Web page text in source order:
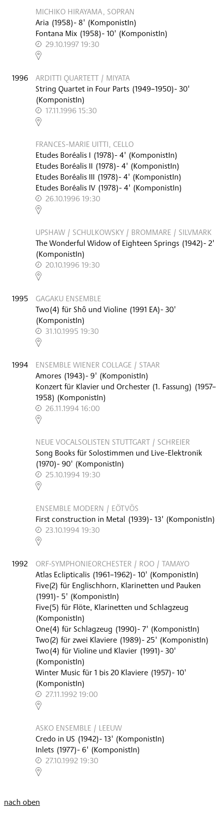
MICHIKO HIRAYAMA, SOPRAN
Aria (1958)- 8' (KomponistIn)
Fontana Mix (1958)- 10' (KomponistIn)
29.10.1997 19:30
,
1996
ARDITTI QUARTETT / MIYATA
String Quartet in Four Parts (1949–1950)- 30'
(KomponistIn)
17.11.1996 15:30
,
FRANCES-MARIE UITTI, CELLO
Etudes Boréalis I (1978)- 4' (KomponistIn)
Etudes Boréalis II (1978)- 4' (KomponistIn)
Etudes Boréalis III (1978)- 4' (KomponistIn)
Etudes Boréalis IV (1978)- 4' (KomponistIn)
26.10.1996 19:30
,
UPSHAW / SCHULKOWSKY / BROMMARE / SILVMARK
The Wonderful Widow of Eighteen Springs (1942)- 2'
(KomponistIn)
20.10.1996 19:30
,
1995
GAGAKU ENSEMBLE
Two(4) für Shô und Violine (1991 EA)- 30'
(KomponistIn)
31.10.1995 19:30
,
1994
ENSEMBLE WIENER COLLAGE / STAAR
Amores (1943)- 9' (KomponistIn)
Konzert für Klavier und Orchester (1. Fassung) (1957–
1958) (KomponistIn)
26.11.1994 16:00
,
NEUE VOCALSOLISTEN STUTTGART / SCHREIER
Song Books für Solostimmen und Live-Elektronik
(1970)- 90' (KomponistIn)
25.10.1994 19:30
,
ENSEMBLE MODERN / EÖTVÖS
First construction in Metal (1939)- 13' (KomponistIn)
23.10.1994 19:30
,
1992
ORF-SYMPHONIEORCHESTER / ROO / TAMAYO
Atlas Eclipticalis (1961–1962)- 10' (KomponistIn)
Five(2) für Englischhorn, Klarinetten und Pauken
(1991)- 5' (KomponistIn)
Five(5) für Flöte, Klarinetten und Schlagzeug
(KomponistIn)
One(4) für Schlagzeug (1990)- 7' (KomponistIn)
Two(2) für zwei Klaviere (1989)- 25' (KomponistIn)
Two(4) für Violine und Klavier (1991)- 30'
(KomponistIn)
Winter Music für 1 bis 20 Klaviere (1957)- 10'
(KomponistIn)
27.11.1992 19:00
,
ASKO ENSEMBLE / LEEUW
Credo in US (1942)- 13' (KomponistIn)
Inlets (1977)- 6' (KomponistIn)
27.10.1992 19:30
,
nach oben